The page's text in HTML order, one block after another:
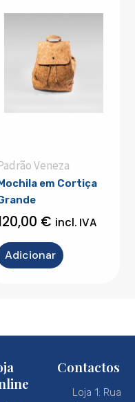
Veneza
Mochila em Cortiça
€ incl. IVA
Adicionar
Contactos
Loja 1: Rua